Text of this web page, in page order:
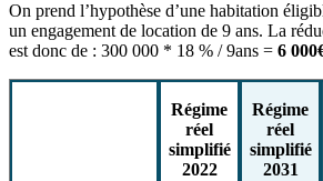
On prend l’hypothèse d’une habitation
un engagement de location de 9 ans. La
est donc de : 300 000 * 18 % / 9ans = 6
Régime
réel
simplifié
2022
Régime
réel
simplifié
2031